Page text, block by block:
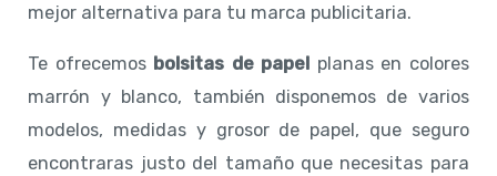
mejor alternativa para tu marca publicitaria.
Te ofrecemos bolsitas de papel planas en colores
marrón y blanco, también disponemos de varios
modelos, medidas y grosor de papel, que seguro
encontraras justo del tamaño que necesitas para